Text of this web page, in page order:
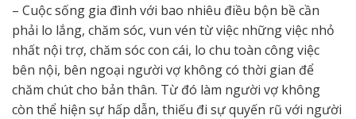
– Cuộc sống gia đình với bao nhiêu điều bộn bề cần
phải lo lắng, chăm sóc, vun vén từ việc những việc nhỏ
nhất nội trợ, chăm sóc con cái, lo chu toàn công việc
bên nội, bên ngoại người vợ không có thời gian để
chăm chút cho bản thân. Từ đó làm người vợ không
còn thể hiện sự hấp dẫn, thiếu đi sự quyến rũ với người